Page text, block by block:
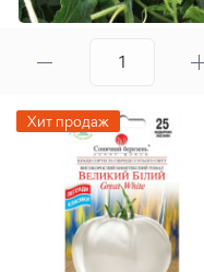
Хит продаж